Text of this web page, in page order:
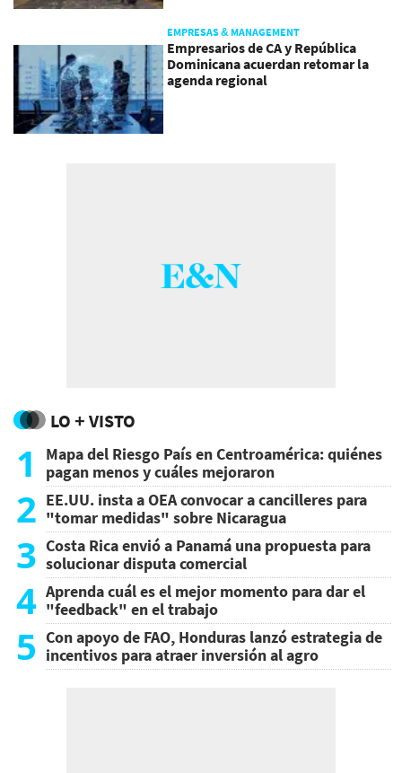
EMPRESAS & MANAGEMENT
Empresarios de CA y República
Dominicana acuerdan retomar la
agenda regional
LO + VISTO
1
Mapa del Riesgo País en Centroamérica: quiénes
pagan menos y cuáles mejoraron
2 EE.UU. insta a OEA convocar a cancilleres para
"tomar medidas" sobre Nicaragua
3 Costa Rica envió a Panamá una propuesta para
solucionar disputa comercial
4 Aprenda cuál es el mejor momento para dar el
"feedback" en el trabajo
5 Con apoyo de FAO, Honduras lanzó estrategia de
incentivos para atraer inversión al agro